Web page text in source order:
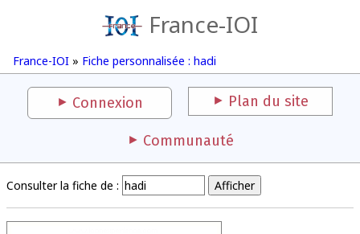
France-IOI
France-IOI » Fiche personnalisée : hadi
Connexion Plan du site
Communauté
Consulter la fiche de :